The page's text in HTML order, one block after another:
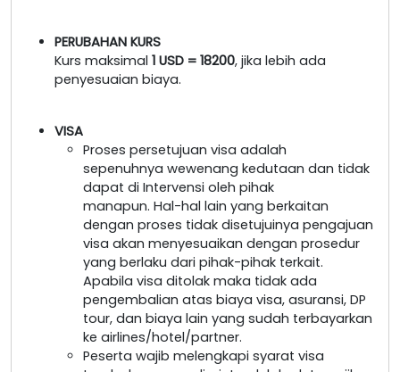
PERUBAHAN KURS
Kurs maksimal 1 USD = 18200, jika lebih ada
penyesuaian biaya.
VISA
Proses persetujuan visa adalah
sepenuhnya wewenang kedutaan dan tidak
dapat di Intervensi oleh pihak
manapun. Hal-hal lain yang berkaitan
dengan proses tidak disetujuinya pengajuan
visa akan menyesuaikan dengan prosedur
yang berlaku dari pihak-pihak terkait.
Apabila visa ditolak maka tidak ada
pengembalian atas biaya visa, asuransi, DP
tour, dan biaya lain yang sudah terbayarkan
ke airlines/hotel/partner.
Peserta wajib melengkapi syarat visa